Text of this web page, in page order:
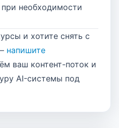
необходимости
и хотите снять с
напишите
ваш контент-поток и
AI-системы под